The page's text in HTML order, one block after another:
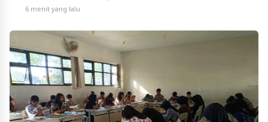
6 menit yang lalu